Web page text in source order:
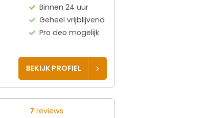
Binnen 24 uur
Geheel vrijblijvend
Pro deo mogelijk
BEKIJK PROFIEL
7 reviews